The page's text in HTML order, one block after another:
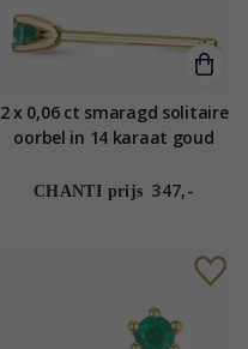
2 x 0,06 ct smaragd solitaire
oorbel in 14 karaat goud
CHANTI prijs 347,-